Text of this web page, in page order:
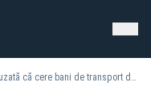
Oana Țoiu, acuzată că cere bani de transport deși are mașină și șofer SPP